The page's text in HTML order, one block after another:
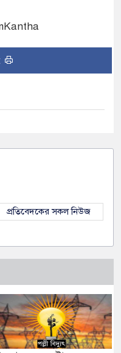
প্রতিবেদকের সকল নিউজ